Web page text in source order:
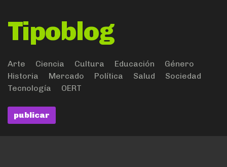
Tipoblog
Arte Ciencia Cultura Educación
Género
Historia
Mercado Política Salud
Sociedad
Tecnología
OERT
publicar